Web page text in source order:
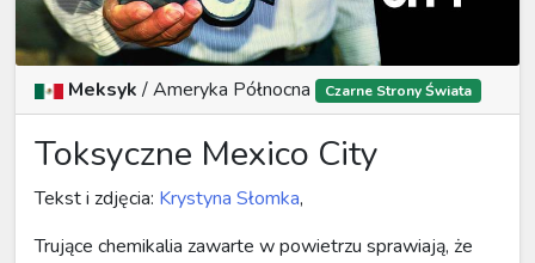
Meksyk/Ameryka Północna Czarne Strony Świata
Toksyczne Mexico City
Tekst i zdjęcia: Krystyna Słomka,
Trujące chemikalia zawarte w powietrzu sprawiają, że